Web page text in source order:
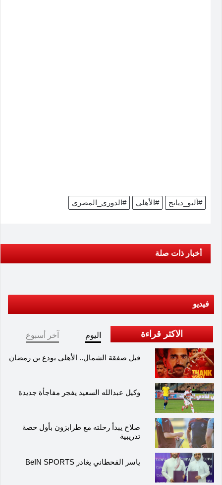
#الدوري_المصري #الأهلي #أليو_ديانج
أخبار ذات صلة
فيديو
الاكثر قراءة اليوم آخر أسبوع
قبل صفقة الشمال.. الأهلي يودع بن رمضان
وكيل عبدالله السعيد يفجر مفاجأة جديدة
صلاح يبدأ رحلته مع طرابزون بأول حصة
تدريبية
ياسر القحطاني يغادر BeIN SPORTS